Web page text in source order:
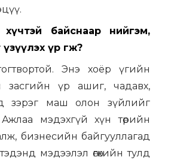
хүчтэй байснаар нийгэм,
үр өгөөж?
Энэ хоёр үгийн
засгийн үр ашиг, чадавх,
зэрэг маш олон зүйлийг
мэдэхгүй хүн төрийн
бизнесийн байгууллагад
тэдэнд мэдээлэл өгөхийн тулд